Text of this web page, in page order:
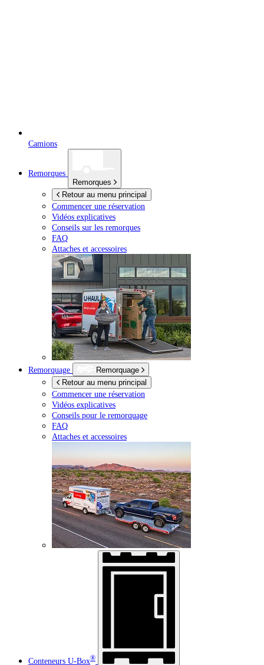
Camions
Remorques
Remorques
Retour au menu principal
Commencer une réservation
Vidéos explicatives
Conseils sur les remorques
FAQ
Attaches et accessoires
Remorquage
Remorquage
Retour au menu principal
Commencer une réservation
Vidéos explicatives
Conseils pour le remorquage
FAQ
Attaches et accessoires
Conteneurs U-Box®